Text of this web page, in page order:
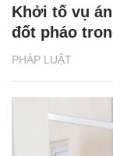
PHÁP LUẬT
Khởi tố vụ
đốt pháo